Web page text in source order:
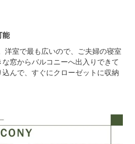
能
洋室で最も広いので、ご夫婦の寝室
窓からバルコニーへ出入りできて
んで、すぐにクローゼットに収納